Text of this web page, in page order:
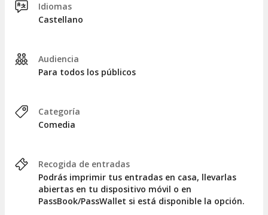
Idiomas
Castellano
Audiencia
Para todos los públicos
Categoría
Comedia
Recogida de entradas
Podrás imprimir tus entradas en casa, llevarlas
abiertas en tu dispositivo móvil o en
PassBook/PassWallet si está disponible la opción.